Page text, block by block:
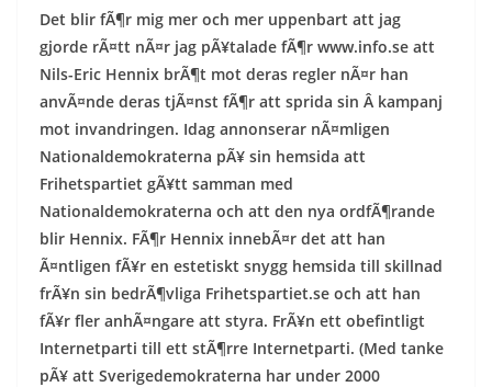
Det blir fÃ¶r mig mer och mer uppenbart att jag
gjorde rÃ¤tt nÃ¤r jag pÃ¥talade fÃ¶r www.info.se att
Nils-Eric Hennix brÃ¶t mot deras regler nÃ¤r han
anvÃ¤nde deras tjÃ¤nst fÃ¶r att sprida sin Â kampanj
mot invandringen. Idag annonserar nÃ¤mligen
Nationaldemokraterna pÃ¥ sin hemsida att
Frihetspartiet gÃ¥tt samman med
Nationaldemokraterna och att den nya ordfÃ¶rande
blir Hennix. FÃ¶r Hennix innebÃ¤r det att han
Ã¤ntligen fÃ¥r en estetiskt snygg hemsida till skillnad
frÃ¥n sin bedrÃ¶vliga Frihetspartiet.se och att han
fÃ¥r fler anhÃ¤ngare att styra. FrÃ¥n ett obefintligt
Internetparti till ett stÃ¶rre Internetparti. (Med tanke
pÃ¥ att Sverigedemokraterna har under 2000